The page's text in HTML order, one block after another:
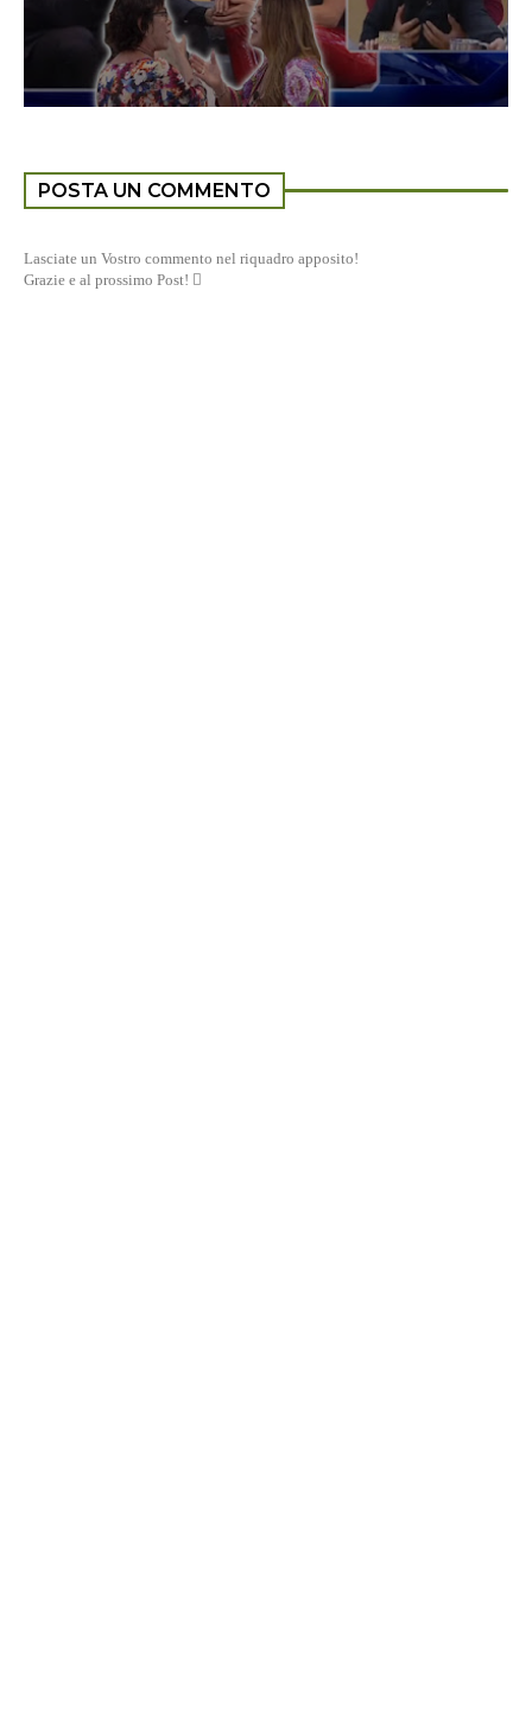
POSTA UN COMMENTO
Lasciate un Vostro commento nel riquadro apposito!
Grazie e al prossimo Post! 